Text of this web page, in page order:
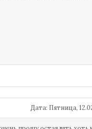
Дата: Пятница,